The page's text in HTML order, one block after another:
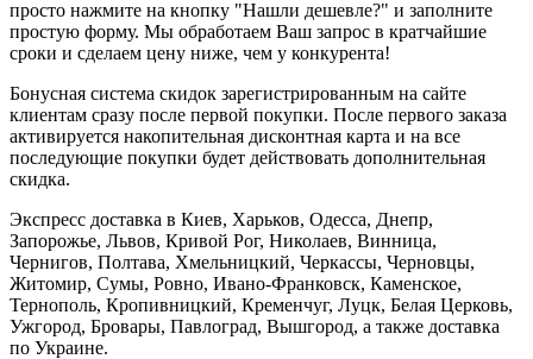
просто нажмите на кнопку "Нашли дешевле?" и заполните
простую форму. Мы обработаем Ваш запрос в кратчайшие
сроки и сделаем цену ниже, чем у конкурента!
Бонусная система скидок зарегистрированным на сайте
клиентам сразу после первой покупки. После первого заказа
активируется накопительная дисконтная карта и на все
последующие покупки будет действовать дополнительная
скидка.
Экспресс доставка в Киев, Харьков, Одесса, Днепр,
Запорожье, Львов, Кривой Рог, Николаев, Винница,
Чернигов, Полтава, Хмельницкий, Черкассы, Черновцы,
Житомир, Сумы, Ровно, Ивано-Франковск, Каменское,
Тернополь, Кропивницкий, Кременчуг, Луцк, Белая Церковь,
Ужгород, Бровары, Павлоград, Вышгород, а также доставка
по Украине.